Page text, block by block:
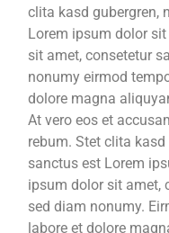
clita kasd gubergren,
Lorem ipsum dolor
sit amet, consetetur
nonumy eirmod
dolore magna
At vero eos et
rebum. Stet clita
sanctus est Lorem
ipsum dolor sit amet,
sed diam nonumy.
labore et dolore